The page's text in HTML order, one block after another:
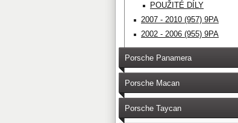
POUŽITÉ DÍLY
2007 - 2010 (957) 9PA
2002 - 2006 (955) 9PA
Porsche Panamera
Porsche Macan
Porsche Taycan